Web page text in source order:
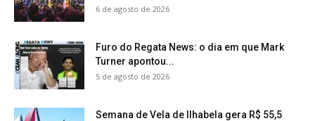
6 de agosto de 2026
Furo do Regata News: o dia em que Mark
Turner apontou...
5 de agosto de 2026
Semana de Vela de Ilhabela gera R$ 55,5